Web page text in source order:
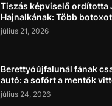
Tiszás képviselő ordította
Hajnalkának: Több
július 21, 2026
Berettyóújfalunál fának
autó: a sofőrt a mentők
július 24, 2026